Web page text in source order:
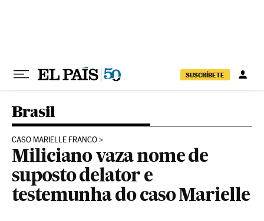
SUSCRÍBETE
Brasil
CASO MARIELLE FRANCO
Miliciano vaza nome de
suposto delator e
testemunha do caso Marielle